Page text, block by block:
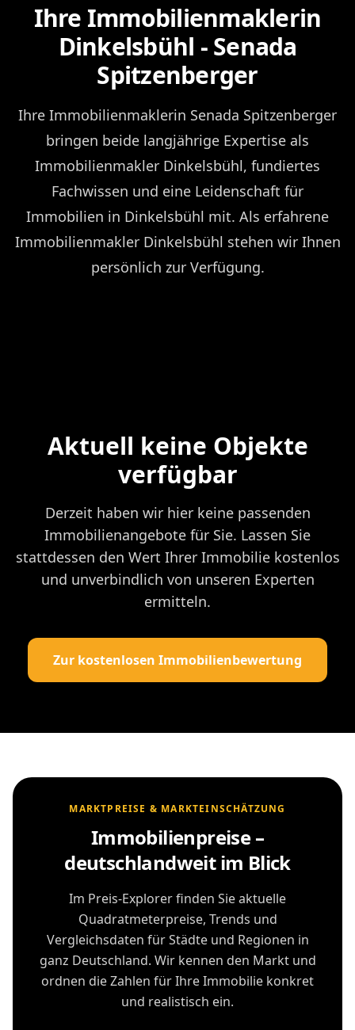
Ihre Immobilienmaklerin
Dinkelsbühl - Senada
Spitzenberger
Ihre Immobilienmaklerin Senada Spitzenberger
bringen beide langjährige Expertise als
Immobilienmakler Dinkelsbühl, fundiertes
Fachwissen und eine Leidenschaft für
Immobilien in Dinkelsbühl mit. Als erfahrene
Immobilienmakler Dinkelsbühl stehen wir Ihnen
persönlich zur Verfügung.
Aktuell keine Objekte
verfügbar
Derzeit haben wir hier keine passenden
Immobilienangebote für Sie. Lassen Sie
stattdessen den Wert Ihrer Immobilie kostenlos
und unverbindlich von unseren Experten
ermitteln.
Zur kostenlosen Immobilienbewertung
MARKTPREISE & MARKTEINSCHÄTZUNG
Immobilienpreise –
deutschlandweit im Blick
Im Preis-Explorer finden Sie aktuelle
Quadratmeterpreise, Trends und
Vergleichsdaten für Städte und Regionen in
ganz Deutschland. Wir kennen den Markt und
ordnen die Zahlen für Ihre Immobilie konkret
und realistisch ein.